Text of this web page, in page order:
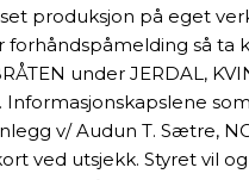
produksjon på eget
så ta
under JERDAL,
v/ Audun T. Sætre,
ved utsjekk. Styret vil